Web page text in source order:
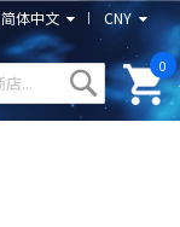
CNY
简体中文
0